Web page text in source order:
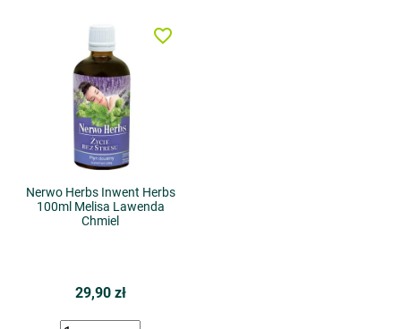
Nerwo Herbs Inwent Herbs
100ml Melisa Lawenda
Chmiel
29,90 zł
favorite_border